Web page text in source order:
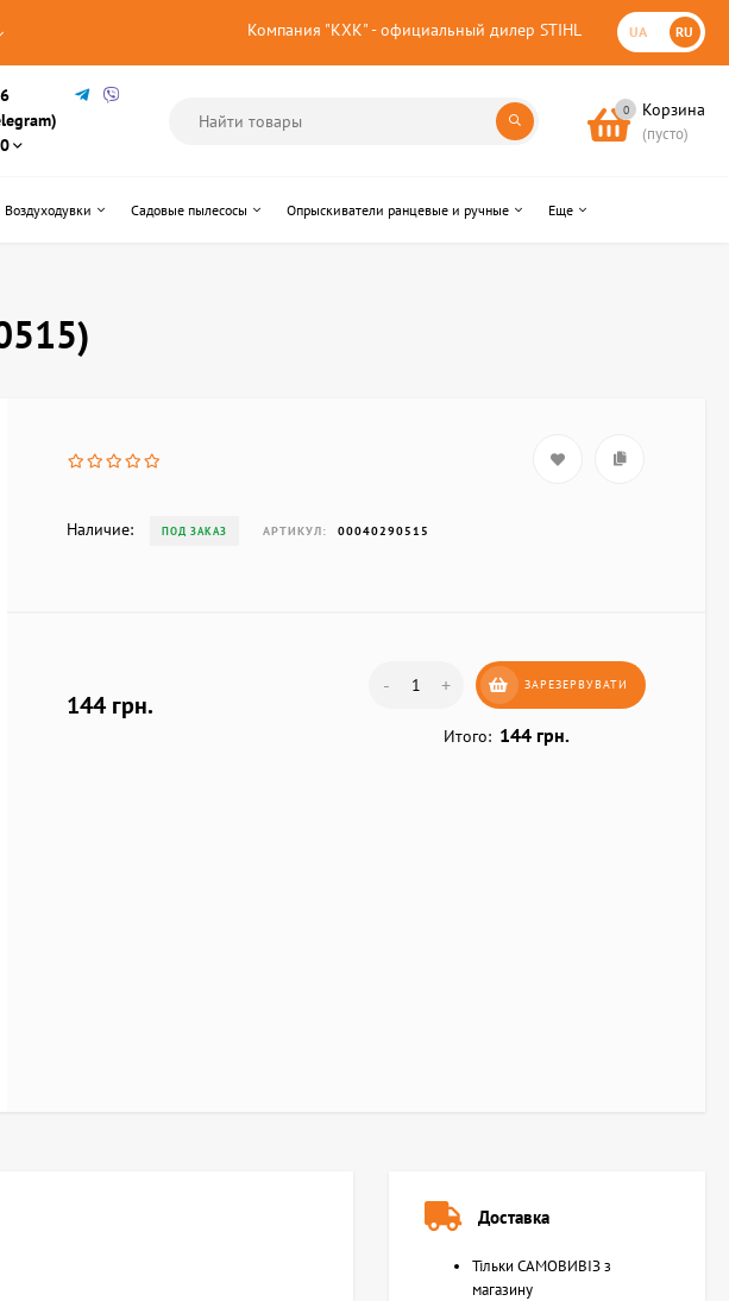
Компания "КХК" - официальный дилер STIHL UA RU
0 Корзина
(пусто)
Воздуходувки Садовые пылесосы Опрыскиватели ранцевые и ручные Еще
Наличие: ПОД ЗАКАЗ АРТИКУЛ: 00040290515
144 грн.
- + ЗАРЕЗЕРВУВАТИ
Итого: 144 грн.
Доставка
Тільки САМОВИВІЗ з
магазину